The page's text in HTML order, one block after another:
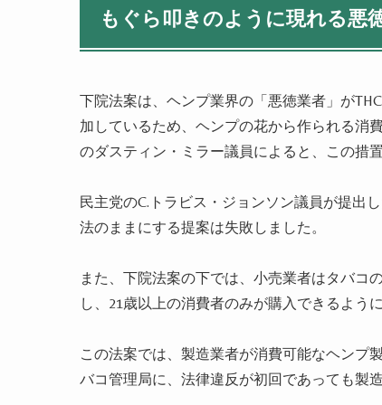
もぐら叩きのように現れる悪
下院法案は、ヘンプ業界の「悪徳業者」が
加しているため、ヘンプの花から作られる消
のダスティン・ミラー議員によると、この措
民主党のC.トラビス・ジョンソン議員が提出
法のままにする提案は失敗しました。
また、下院法案の下では、小売業者はタバコ
し、21歳以上の消費者のみが購入できるよう
この法案では、製造業者が消費可能なヘンプ
バコ管理局に、法律違反が初回であっても製